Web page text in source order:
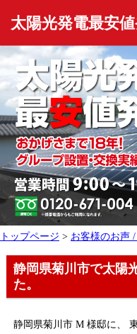
太陽光発電最安
トップページ > お客様のお声
静岡県菊川市で太陽
た。
静岡県菊川市 M 様邸に、